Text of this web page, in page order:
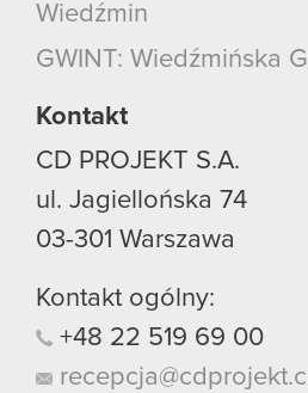
Wiedźmin
GWINT: Wiedźmińska
Kontakt
CD PROJEKT S.A.
ul. Jagiellońska 74
03-301 Warszawa
Kontakt ogólny:
+48 22 519 69 00